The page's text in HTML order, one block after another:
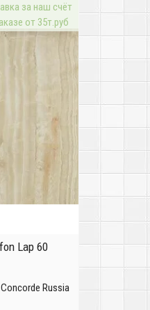
за наш счёт
от 35т.руб
Lap 60
Russia